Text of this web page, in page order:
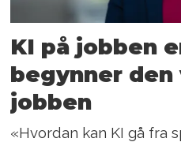
KI på jobben
begynner
jobben
«Hvordan kan KI gå fra